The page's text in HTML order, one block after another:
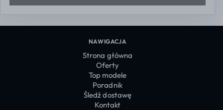
NAWIGACJA
Strona główna
Oferty
Top modele
Poradnik
Śledź dostawę
Kontakt